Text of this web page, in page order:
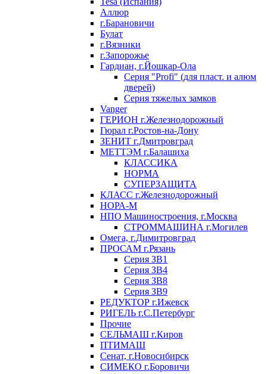
Аллюр
г.Барановичи
Булат
г.Вязники
г.Запорожье
Гардиан, г.Йошкар-Ола
Серия "Profi" (для пласт. и алюм
дверей)
Серия тяжелых замков
Vanger
ГЕРИОН г.Железнодорожный
Гюрал г.Ростов-на-Дону
ЗЕНИТ г.Дмитровград
МЕТТЭМ г.Балашиха
КЛАССИКА
НОРМА
СУПЕРЗАЩИТА
КЛАСС г.Железнодорожный
НОРА-М
НПО Машиностроения, г.Москва
СТРОММАШИНА г.Могилев
Омега, г.Димитровград
ПРОСАМ г.Рязань
Серия ЗВ1
Серия ЗВ4
Серия ЗВ8
Серия ЗВ9
РЕДУКТОР г.Ижевск
РИГЕЛЬ г.С.Петербург
Прочие
СЕЛЬМАШ г.Киров
ПТИМАШ
Сенат, г.Новосибирск
СИМЕКО г.Боровичи